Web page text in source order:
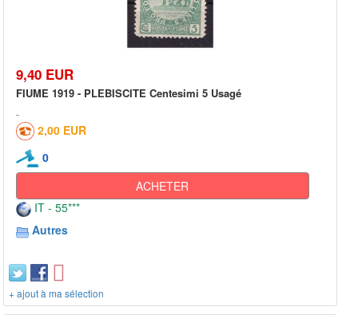
9,40 EUR
FIUME 1919 - PLEBISCITE Centesimi 5 Usagé
2,00 EUR
0
ACHETER
IT - 55***
Autres
+ ajout à ma sélection